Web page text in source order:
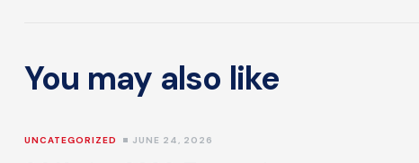
You may also like
UNCATEGORIZED JUNE 24, 2026